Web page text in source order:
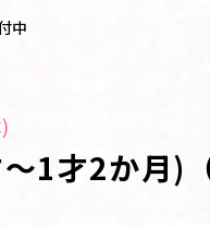
中
1才2か月)